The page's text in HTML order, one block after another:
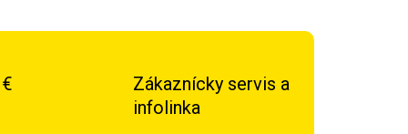
Zákaznícky servis a
infolinka